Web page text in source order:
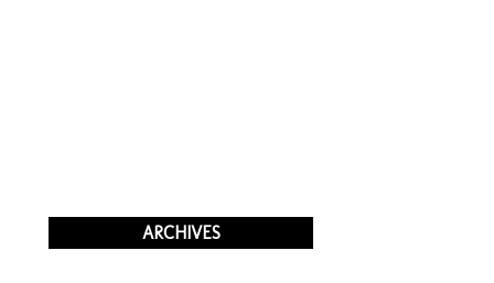
ARCHIVES